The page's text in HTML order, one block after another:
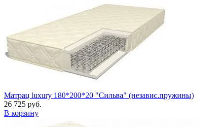
Матрац luxury 180*200*20 "Сильва" (независ.пружины)
26 725 руб.
В корзину